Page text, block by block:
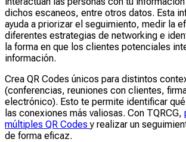
dichos escaneos, entre otros datos. Esta
ayuda a priorizar el seguimiento, medir la
diferentes estrategias de networking e
la forma en que los clientes potenciales
información.
Crea QR Codes únicos para distintos
(conferencias, reuniones con clientes,
electrónico). Esto te permite identificar
las conexiones más valiosas. Con TQRCG,
múltiples QR Codesy realizar un
de forma eficaz.